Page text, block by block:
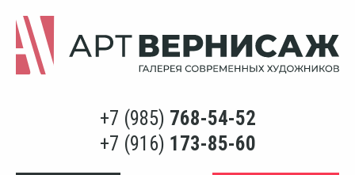
+7 (985) 768-54-52
+7 (916) 173-85-60